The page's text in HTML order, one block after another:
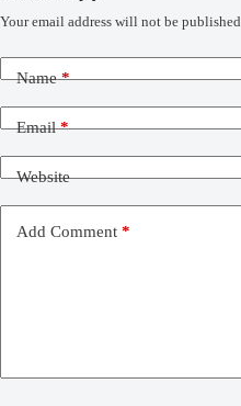
Your email address will not be published.
Name*
Email*
Website
Add Comment *